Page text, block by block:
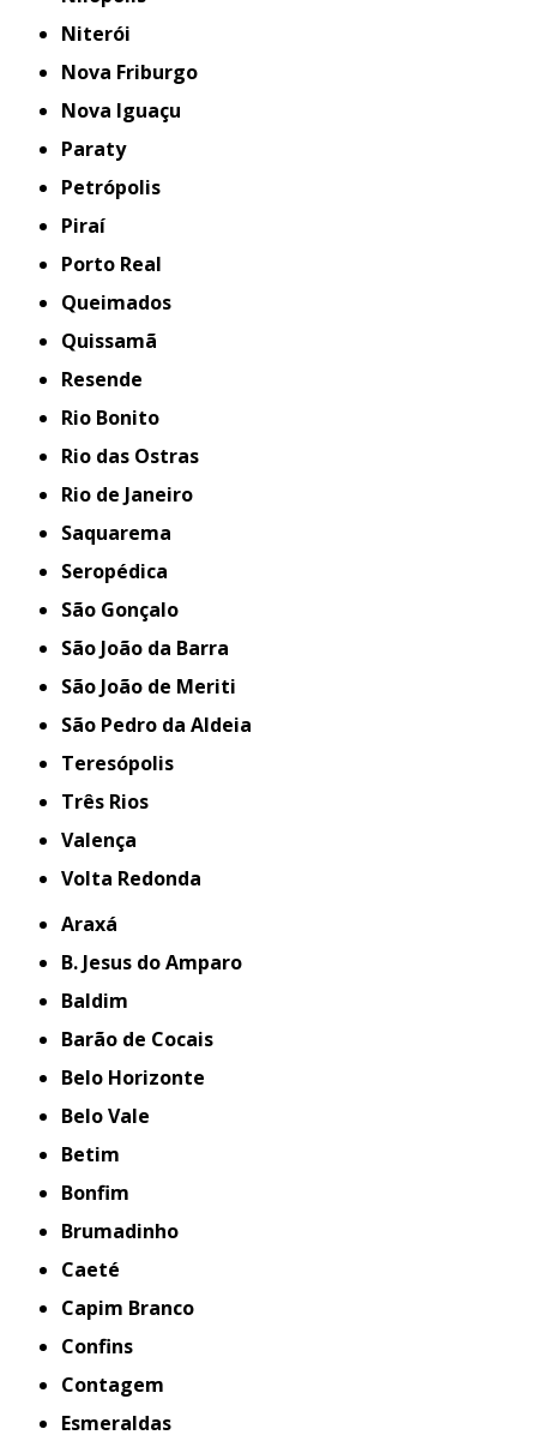
Niterói
Nova Friburgo
Nova Iguaçu
Paraty
Petrópolis
Piraí
Porto Real
Queimados
Quissamã
Resende
Rio Bonito
Rio das Ostras
Rio de Janeiro
Saquarema
Seropédica
São Gonçalo
São João da Barra
São João de Meriti
São Pedro da Aldeia
Teresópolis
Três Rios
Valença
Volta Redonda
Araxá
B. Jesus do Amparo
Baldim
Barão de Cocais
Belo Horizonte
Belo Vale
Betim
Bonfim
Brumadinho
Caeté
Capim Branco
Confins
Contagem
Esmeraldas